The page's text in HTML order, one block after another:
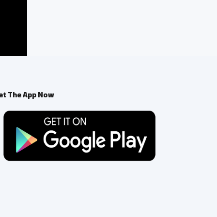
The App Now